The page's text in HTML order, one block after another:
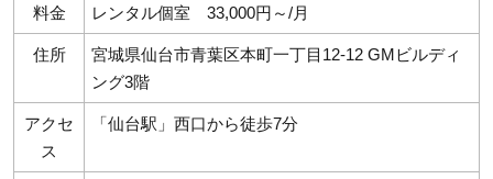
料金 レンタル個室 33,000円～/月
住所
宮城県仙台市青葉区本町一丁目12-12 GMビルディ
ング3階
アクセ
ス
「仙台駅」西口から徒歩7分